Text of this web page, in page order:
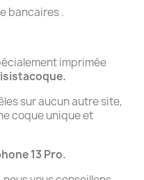
bancaires .
imprimée
sur aucun autre site,
coque unique et
13 Pro.